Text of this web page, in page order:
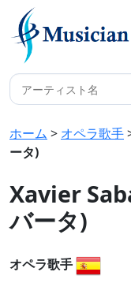
ホーム > オペラ歌手
ータ)
Xavier
バータ)
オペラ歌手